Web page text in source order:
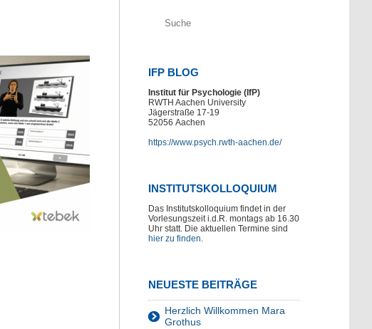
IFP BLOG
Institut für Psychologie (IfP)
RWTH Aachen University
Jägerstraße 17-19
52056 Aachen
https://www.psych.rwth-aachen.de/
INSTITUTSKOLLOQUIUM
Das Institutskolloquium findet in der
Vorlesungszeit i.d.R. montags ab 16.30
Uhr statt. Die aktuellen Termine sind
hier zu finden.
NEUESTE BEITRÄGE
Herzlich Willkommen Mara
Grothus